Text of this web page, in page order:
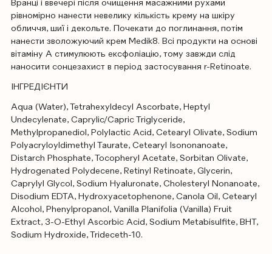
Вранці і ввечері після очищення масажними рухами
рівномірно нанести невелику кількість крему на шкіру
обличчя, шиї і декольте. Почекати до поглинання, потім
нанести зволожуючий крем Medik8. Всі продукти на основі
вітаміну А стимулюють ексфоліацію, тому завжди слід
наносити сонцезахист в період застосування r-Retinoate.
ІНГРЕДІЄНТИ
Aqua (Water), Tetrahexyldecyl Ascorbate, Heptyl
Undecylenate, Caprylic/Capric Triglyceride,
Methylpropanediol, Polylactic Acid, Cetearyl Olivate, Sodium
Polyacryloyldimethyl Taurate, Cetearyl Isononanoate,
Distarch Phosphate, Tocopheryl Acetate, Sorbitan Olivate,
Hydrogenated Polydecene, Retinyl Retinoate, Glycerin,
Caprylyl Glycol, Sodium Hyaluronate, Cholesteryl Nonanoate,
Disodium EDTA, Hydroxyacetophenone, Canola Oil, Cetearyl
Alcohol, Phenylpropanol, Vanilla Planifolia (Vanilla) Fruit
Extract, 3-O-Ethyl Ascorbic Acid, Sodium Metabisulfite, BHT,
Sodium Hydroxide, Trideceth-10.